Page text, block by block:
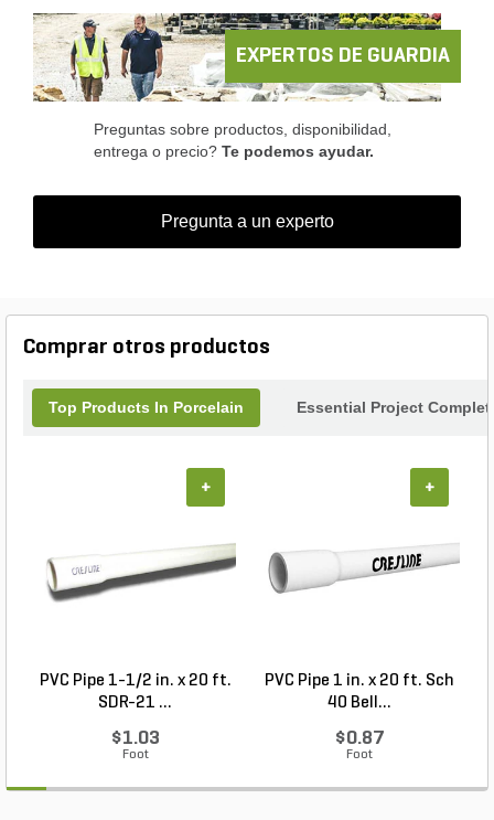
touch of sophistication to your landscape.
Transform your environment with the timeless
elegance of midnight black porcelain.
EXPERTOS DE GUARDIA
Preguntas sobre productos, disponibilidad,
entrega o precio? Te podemos ayudar.
Pregunta a un experto
Comprar otros productos
Top Products In Porcelain Essential Project
PVC Pipe 1-1/2 in. x 20 ft.
SDR-21 ...
$1.03
Foot
+
PVC Pipe 1 in. x 20 ft. Sch
40 Bell...
$0.87
Foot
+